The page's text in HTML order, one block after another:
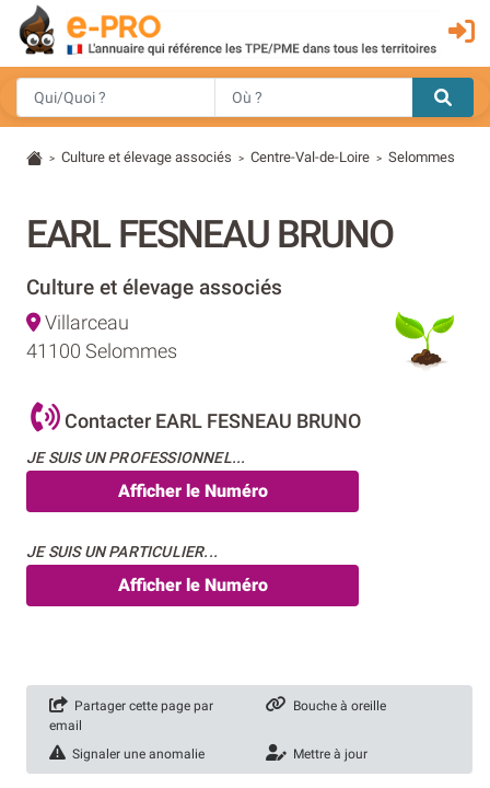
> Culture et élevage associés > Centre-Val-de-Loire > Selommes
EARL FESNEAU BRUNO
Culture et élevage associés
Villarceau
41100 Selommes
Contacter EARL FESNEAU BRUNO
JE SUIS UN PROFESSIONNEL...
Afficher le Numéro
JE SUIS UN PARTICULIER...
Afficher le Numéro
Partager cette page par
email
Bouche à oreille
Signaler une anomalie Mettre à jour